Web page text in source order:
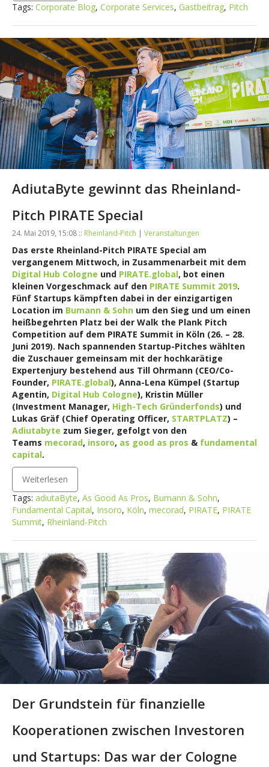
Tags: Corporate Blog, Corporate Services, Gastbeitrag, Pitch
AdiutaByte gewinnt das Rheinland-
Pitch PIRATE Special
24. Mai 2019, 15:08 :: Rheinland-Pitch | Veranstaltungen
Das erste Rheinland-Pitch PIRATE Special am
vergangenem Mittwoch, in Zusammenarbeit mit dem
Digital Hub Cologne und PIRATE.global, bot einen
kleinen Vorgeschmack auf den PIRATE Summit 2019.
Fünf Startups kämpften dabei in der einzigartigen
Location im Bumann & Sohn um den Sieg und um einen
heißbegehrten Platz bei der Walk the Plank Pitch
Competition auf dem PIRATE Summit in Köln (26. – 28.
Juni 2019). Nach spannenden Startup-Pitches wählten
die Zuschauer gemeinsam mit der hochkarätige
Expertenjury bestehend aus Till Ohrmann (CEO/Co-
Founder, PIRATE.global), Anna-Lena Kümpel (Startup
Agentin, Digital Hub Cologne), Kristin Müller
(Investment Manager, High-Tech Gründerfonds) und
Lukas Gräf (Chief Operating Officer, STARTPLATZ) –
Adiutabyte zum Sieger, gefolgt von den
Teams mecorad, insoro, as good as pros & fundamental
capital.
Weiterlesen
Tags: adiutaByte, As Good As Pros, Bumann & Sohn,
Fundamental Capital, Insoro, Köln, mecorad, PIRATE, PIRATE
Summit, Rheinland-Pitch
Der Grundstein für finanzielle
Kooperationen zwischen Investoren
und Startups: Das war der Cologne